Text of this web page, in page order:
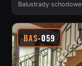
Balustrady schodowe
BAS-059